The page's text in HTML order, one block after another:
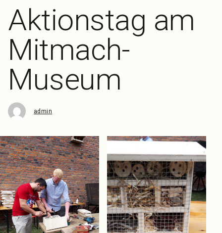
Aktionstag am
Mitmach-
Museum
admin